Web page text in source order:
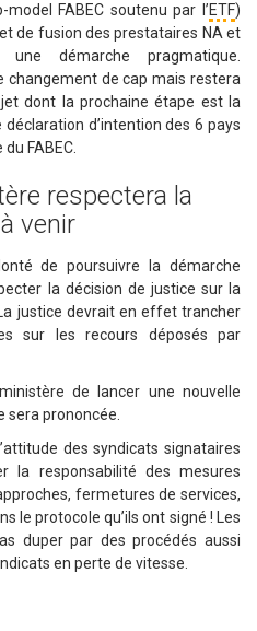
FABEC soutenu par l’ETF)
de fusion des prestataires NA et
démarche pragmatique.
changement de cap mais restera
dont la prochaine étape est la
déclaration d’intention des 6 pays
FABEC.
respectera la
venir
de poursuivre la démarche
la décision de justice sur la
justice devrait en effet trancher
sur les recours déposés par
de lancer une nouvelle
sera prononcée.
des syndicats signataires
responsabilité des mesures
fermetures de services,
le protocole qu’ils ont signé ! Les
duper par des procédés aussi
en perte de vitesse.